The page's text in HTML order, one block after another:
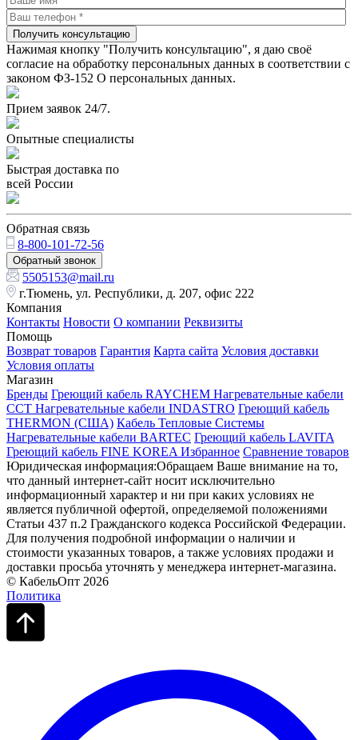
Получить консультацию
Нажимая кнопку "Получить консультацию", я даю своё
согласие на обработку персональных данных в соответствии с
законом ФЗ-152 О персональных данных.
Прием заявок 24/7.
Опытные специалисты
Быстрая доставка по
всей России
Обратная связь
8-800-101-72-56
Обратный звонок
5505153@mail.ru
г.Тюмень, ул. Республики, д. 207, офис 222
Компания
Контакты Новости О компании Реквизиты
Помощь
Возврат товаров Гарантия Карта сайта Условия доставки
Условия оплаты
Магазин
Бренды Греющий кабель RAYCHEM Нагревательные кабели
ССТ Нагревательные кабели INDASTRO Греющий кабель
THERMON (США) Кабель Тепловые Системы
Нагревательные кабели BARTEC Греющий кабель LAVITA
Греющий кабель FINE KOREA Избранное Сравнение товаров
Юридическая информация:Обращаем Ваше внимание на то,
что данный интернет-сайт носит исключительно
информационный характер и ни при каких условиях не
является публичной офертой, определяемой положениями
Статьи 437 п.2 Гражданского кодекса Российской Федерации.
Для получения подробной информации о наличии и
стоимости указанных товаров, а также условиях продажи и
доставки просьба уточнять у менеджера интернет-магазина.
© КабельОпт 2026
Политика